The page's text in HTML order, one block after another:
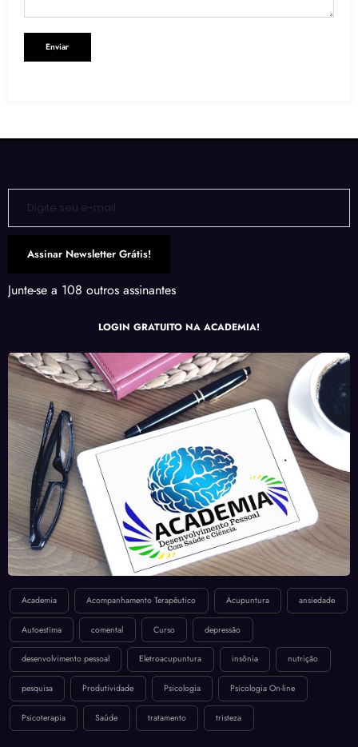
Enviar
Digite seu e-mail…
Assinar Newsletter Grátis!
Junte-se a 108 outros assinantes
LOGIN GRATUITO NA ACADEMIA!
Academia Acompanhamento Terapêutico Acupuntura ansiedade
Autoestima comental Curso depressão
desenvolvimento pessoal Eletroacupuntura insônia nutrição
pesquisa Produtividade Psicologia Psicologia On-line
Psicoterapia Saúde tratamento tristeza